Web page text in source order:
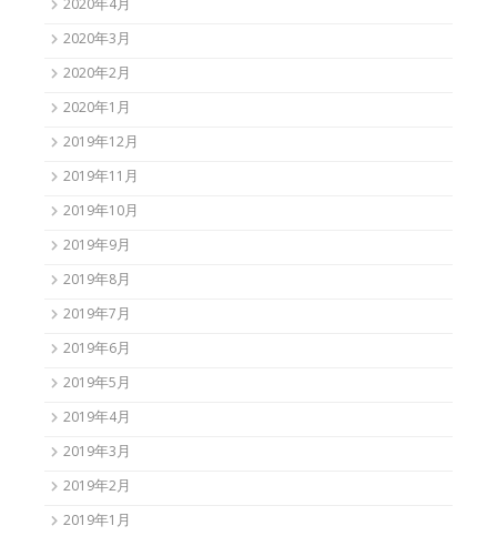
2020年4月
2020年3月
2020年2月
2020年1月
2019年12月
2019年11月
2019年10月
2019年9月
2019年8月
2019年7月
2019年6月
2019年5月
2019年4月
2019年3月
2019年2月
2019年1月